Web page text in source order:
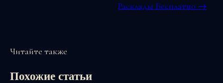
Расклады Бесплатно →
Читайте также
Похожие статьи